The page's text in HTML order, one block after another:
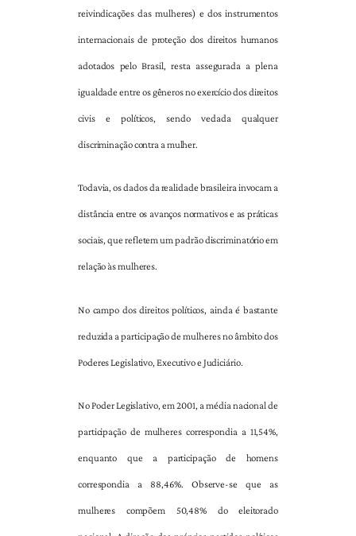
reivindicações das mulheres) e dos instrumentos
internacionais de proteção dos direitos humanos
adotados pelo Brasil, resta assegurada a plena
igualdade entre os gêneros no exercício dos direitos
civis e políticos, sendo vedada qualquer
discriminação contra a mulher.
Todavia, os dados da realidade brasileira invocam a
distância entre os avanços normativos e as práticas
sociais, que refletem um padrão discriminatório em
relação às mulheres.
No campo dos direitos políticos, ainda é bastante
reduzida a participação de mulheres no âmbito dos
Poderes Legislativo, Executivo e Judiciário.
No Poder Legislativo, em 2001, a média nacional de
participação de mulheres correspondia a 11,54%,
enquanto que a participação de homens
correspondia a 88,46%. Observe-se que as
mulheres compõem 50,48% do eleitorado